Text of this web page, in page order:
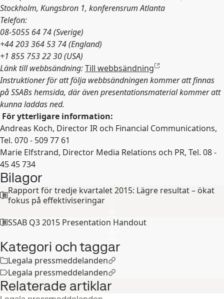
Stockholm, Kungsbron 1, konferensrum Atlanta
Telefon:
08-5055 64 74 (Sverige)
+44 203 364 53 74 (England)
+1 855 753 22 30 (USA)
Länk till webbsändning:Till webbsändning
Instruktioner för att följa webbsändningen kommer att finnas
på SSABs hemsida, där även presentationsmaterial kommer att
kunna laddas ned.
För ytterligare information:
Andreas Koch, Director IR och Financial Communications,
Tel. 070 - 509 77 61
Marie Elfstrand, Director Media Relations och PR, Tel. 08 -
45 45 734
Bilagor
Rapport för tredje kvartalet 2015: Lägre resultat – ökat
fokus på effektiviseringar
SSAB Q3 2015 Presentation Handout
Kategori och taggar
Legala pressmeddelanden
Legala pressmeddelanden
Relaterade artiklar